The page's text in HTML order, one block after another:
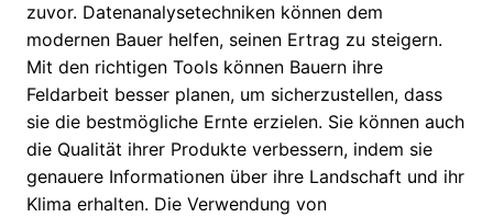
zuvor. Datenanalysetechniken können dem
modernen Bauer helfen, seinen Ertrag zu steigern.
Mit den richtigen Tools können Bauern ihre
Feldarbeit besser planen, um sicherzustellen, dass
sie die bestmögliche Ernte erzielen. Sie können auch
die Qualität ihrer Produkte verbessern, indem sie
genauere Informationen über ihre Landschaft und ihr
Klima erhalten. Die Verwendung von